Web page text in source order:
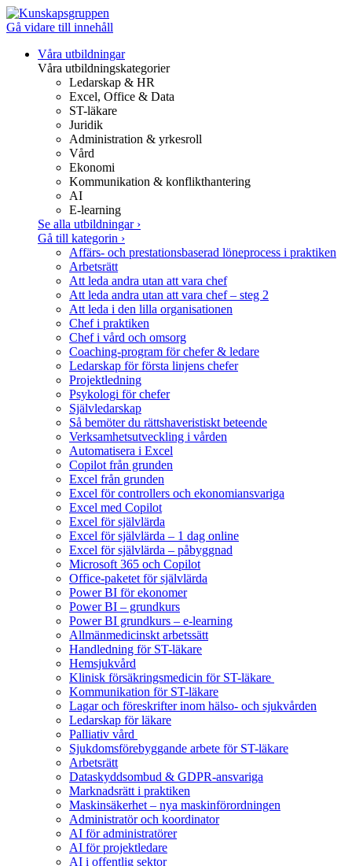
Gå vidare till innehåll
Våra utbildningar
Våra utbildningskategorier
Ledarskap & HR
Excel, Office & Data
ST-läkare
Juridik
Administration & yrkesroll
Vård
Ekonomi
Kommunikation & konflikthantering
AI
E-learning
Se alla utbildningar ›
Gå till kategorin ›
Affärs- och prestationsbaserad löneprocess i praktiken
Arbetsrätt
Att leda andra utan att vara chef
Att leda andra utan att vara chef – steg 2
Att leda i den lilla organisationen
Chef i praktiken
Chef i vård och omsorg
Coaching-program för chefer & ledare
Ledarskap för första linjens chefer
Projektledning
Psykologi för chefer
Självledarskap
Så bemöter du rättshaveristiskt beteende
Verksamhetsutveckling i vården
Automatisera i Excel
Copilot från grunden
Excel från grunden
Excel för controllers och ekonomiansvariga
Excel med Copilot
Excel för självlärda
Excel för självlärda – 1 dag online
Excel för självlärda – påbyggnad
Microsoft 365 och Copilot
Office-paketet för självlärda
Power BI för ekonomer
Power BI – grundkurs
Power BI grundkurs – e-learning
Allmänmedicinskt arbetssätt
Handledning för ST-läkare
Hemsjukvård
Klinisk försäkringsmedicin för ST-läkare
Kommunikation för ST-läkare
Lagar och föreskrifter inom hälso- och sjukvården
Ledarskap för läkare
Palliativ vård
Sjukdomsförebyggande arbete för ST-läkare
Arbetsrätt
Dataskyddsombud & GDPR-ansvariga
Marknadsrätt i praktiken
Maskinsäkerhet – nya maskinförordningen
Administratör och koordinator
AI för administratörer
AI för projektledare
AI i offentlig sektor